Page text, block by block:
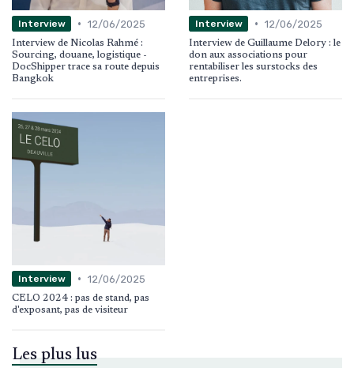
Interview • 12/06/2025
Interview de Nicolas Rahmé :
Sourcing, douane, logistique -
DocShipper trace sa route depuis
Bangkok
Interview • 12/06/2025
Interview de Guillaume Delory : le
don aux associations pour
rentabiliser les surstocks des
entreprises.
Interview • 12/06/2025
CELO 2024 : pas de stand, pas
d'exposant, pas de visiteur
Les plus lus